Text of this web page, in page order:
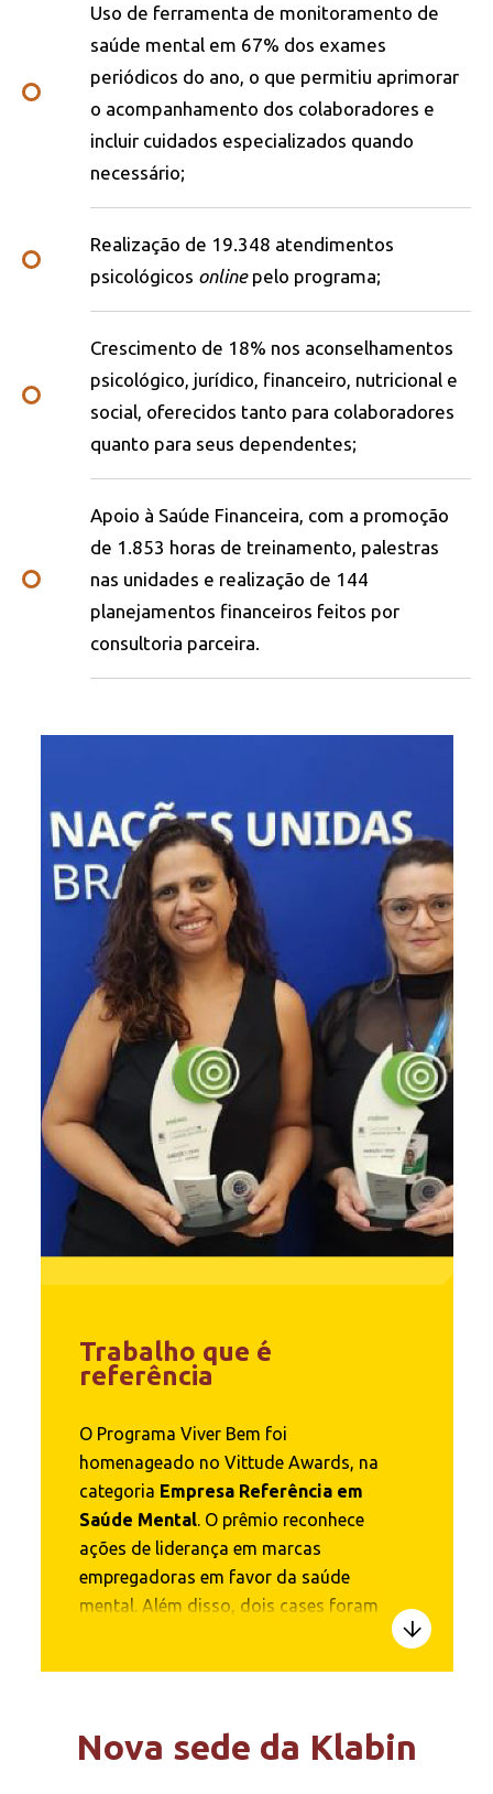
Uso de ferramenta de monitoramento de
saúde mental em 67% dos exames
periódicos do ano, o que permitiu aprimorar
o acompanhamento dos colaboradores e
incluir cuidados especializados quando
necessário;
Realização de 19.348 atendimentos
psicológicos onlinepelo programa;
Crescimento de 18% nos aconselhamentos
psicológico, jurídico, financeiro, nutricional e
social, oferecidos tanto para colaboradores
quanto para seus dependentes;
Apoio à Saúde Financeira, com a promoção
de 1.853 horas de treinamento, palestras
nas unidades e realização de 144
planejamentos financeiros feitos por
consultoria parceira.
Trabalho que é
referência
O Programa Viver Bem foi
homenageado no Vittude Awards, na
categoria Empresa Referência em
Saúde Mental. O prêmio reconhece
ações de liderança em marcas
empregadoras em favor da saúde
mental. Além disso, dois cases foram
capacitação de gestores em saúde
Nova sede da Klabin